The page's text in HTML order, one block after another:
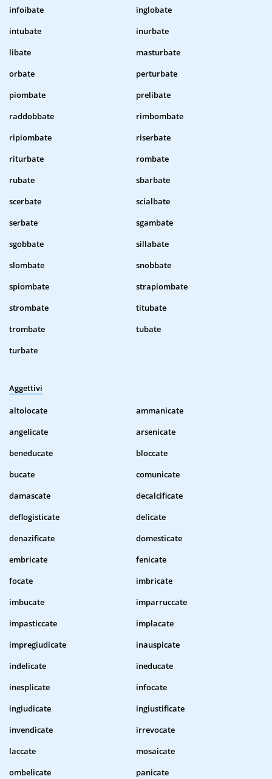
infoibate
inglobate
intubate
inurbate
libate
masturbate
orbate
perturbate
piombate
prelibate
raddobbate
rimbombate
ripiombate
riserbate
riturbate
rombate
rubate
sbarbate
scerbate
scialbate
serbate
sgambate
sgobbate
sillabate
slombate
snobbate
spiombate
strapiombate
strombate
titubate
trombate
tubate
turbate
Aggettivi
altolocate
ammanicate
angelicate
arsenicate
beneducate
bloccate
bucate
comunicate
damascate
decalcificate
deflogisticate
delicate
denazificate
domesticate
embricate
fenicate
focate
imbricate
imbucate
imparruccate
impasticcate
implacate
impregiudicate
inauspicate
indelicate
ineducate
inesplicate
infocate
ingiudicate
ingiustificate
invendicate
irrevocate
laccate
mosaicate
ombelicate
panicate